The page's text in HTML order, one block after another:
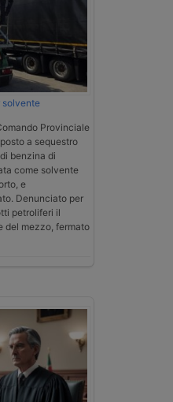
solvente
Provinciale
a sequestro
benzina di
come solvente
e
Denunciato per
petroliferi il
del mezzo, fermato